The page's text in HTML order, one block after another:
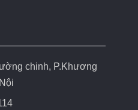
chinh, P.Khương